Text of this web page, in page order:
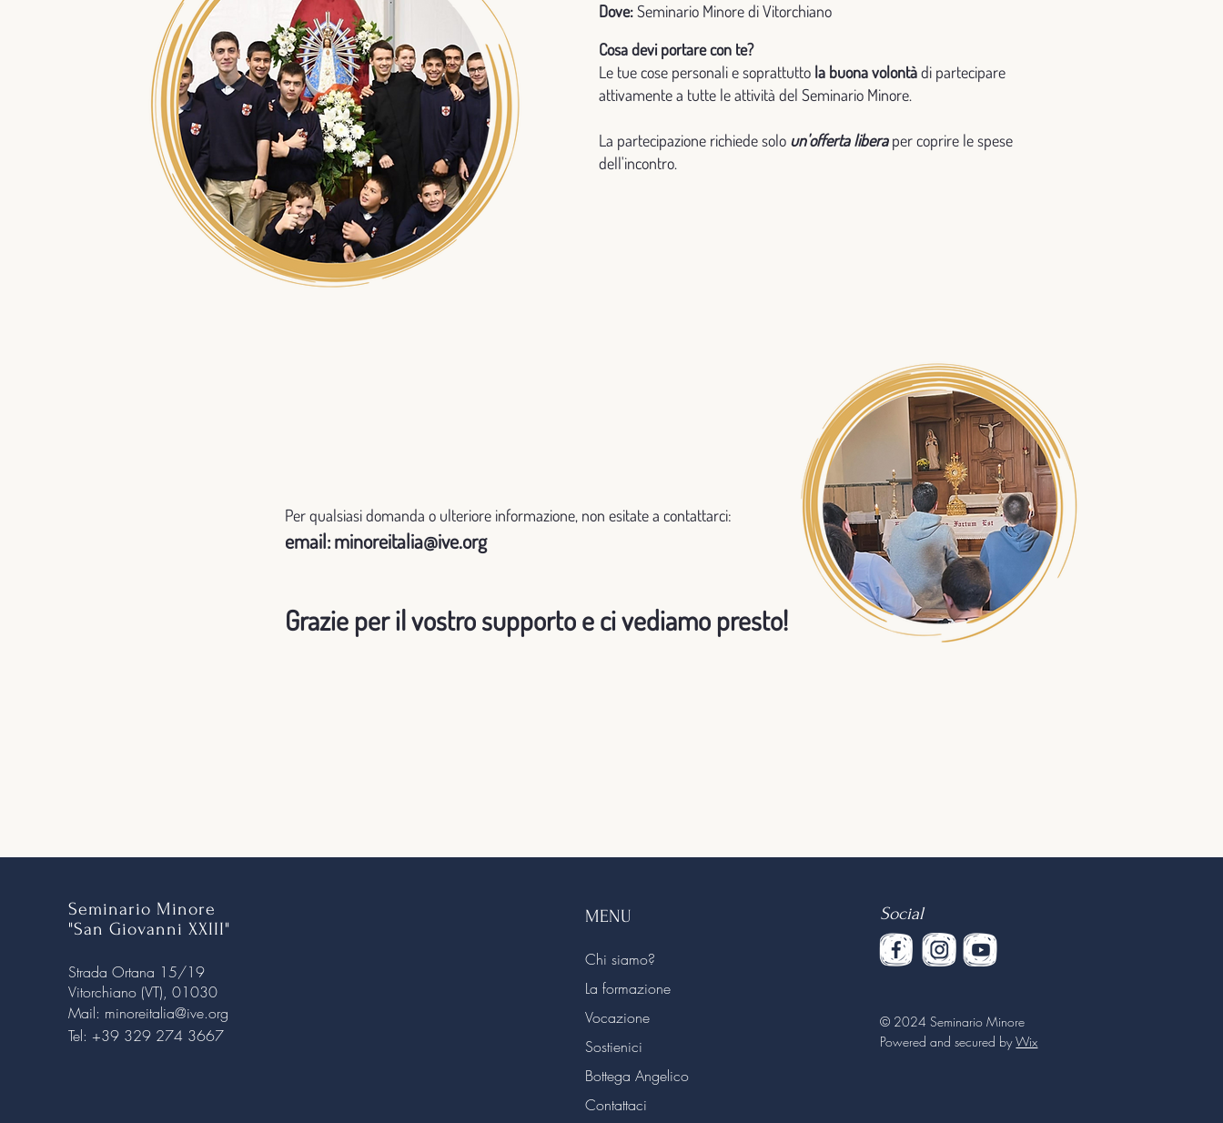
Dove:Seminario Minore di Vitorchiano
Cosa devi portare con te?
Le tue cose personali e soprattutto la buona volontàdi partecipare
attivamente a tutte le attività del Seminario Minore.
La partecipazione richiede solo un'offerta liberaper coprire le spese
dell'incontro.
Per qualsiasi domanda o ulteriore informazione, non esitate a contattarci:
email:minoreitalia@ive.org
Grazie per il vostro supporto e ci vediamo presto!
Seminario Minore
"San Giovanni XXIII"
Strada Ortana 15/19
Vitorchiano (VT), 01030
Mail: minoreitalia@ive.org
Tel: +39 329 274 3667
MENU
Chi siamo?
La formazione
Vocazione
Sostienici
Bottega Angelico
Contattaci
Social
© 2024 Seminario Minore
Powered and secured byWix